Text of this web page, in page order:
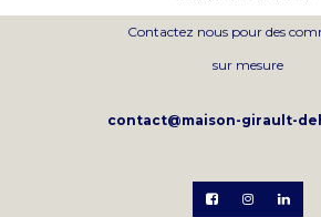
Contactez nous pour des
sur mesure
contact@maison-girault-
  